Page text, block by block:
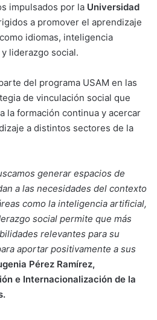
impulsados por la Universidad
a promover el aprendizaje
idiomas, inteligencia
liderazgo social.
del programa USAM en las
de vinculación social que
la formación continua y acercar
a distintos sectores de la
generar espacios de
a las necesidades del contexto
como la inteligencia artificial,
social permite que más
relevantes para su
aportar positivamente a sus
Pérez Ramírez,
e Internacionalización de la